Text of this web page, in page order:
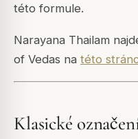
této formule.
Narayana Thailam
of Vedas na této
Klasické